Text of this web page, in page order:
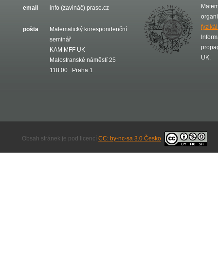
email info (zavináč) prase.cz
pošta
Matematický korespondenční
seminář
KAM MFF UK
Malostranské náměstí 25
118 00 Praha 1
UK.
Obsah stránek je pod licencí CC: by-nc-sa 3.0 Česko